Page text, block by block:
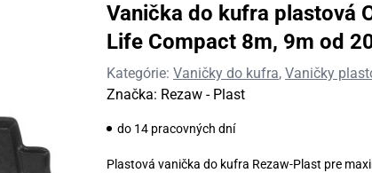
Vanička do kufra plastová
Life Compact 8m, 9m od
Kategórie: Vaničky do kufra, Vaničky
Značka: Rezaw - Plast
do 14 pracovných dní
Plastová vanička do kufra Rezaw-Plast pre